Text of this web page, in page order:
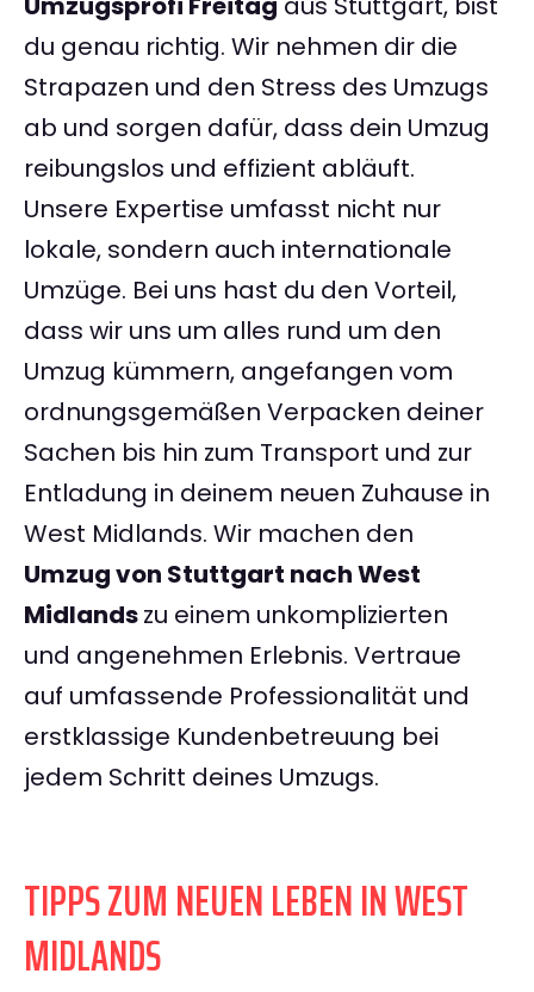
du genau richtig. Wir nehmen dir die
Strapazen und den Stress des Umzugs
ab und sorgen dafür, dass dein Umzug
reibungslos und effizient abläuft.
Unsere Expertise umfasst nicht nur
lokale, sondern auch internationale
Umzüge. Bei uns hast du den Vorteil,
dass wir uns um alles rund um den
Umzug kümmern, angefangen vom
ordnungsgemäßen Verpacken deiner
Sachen bis hin zum Transport und zur
Entladung in deinem neuen Zuhause in
West Midlands. Wir machen den
Umzug von Stuttgart nach West
Midlandszu einem unkomplizierten
und angenehmen Erlebnis. Vertraue
auf umfassende Professionalität und
erstklassige Kundenbetreuung bei
jedem Schritt deines Umzugs.
TIPPS ZUM NEUEN LEBEN IN WEST
MIDLANDS